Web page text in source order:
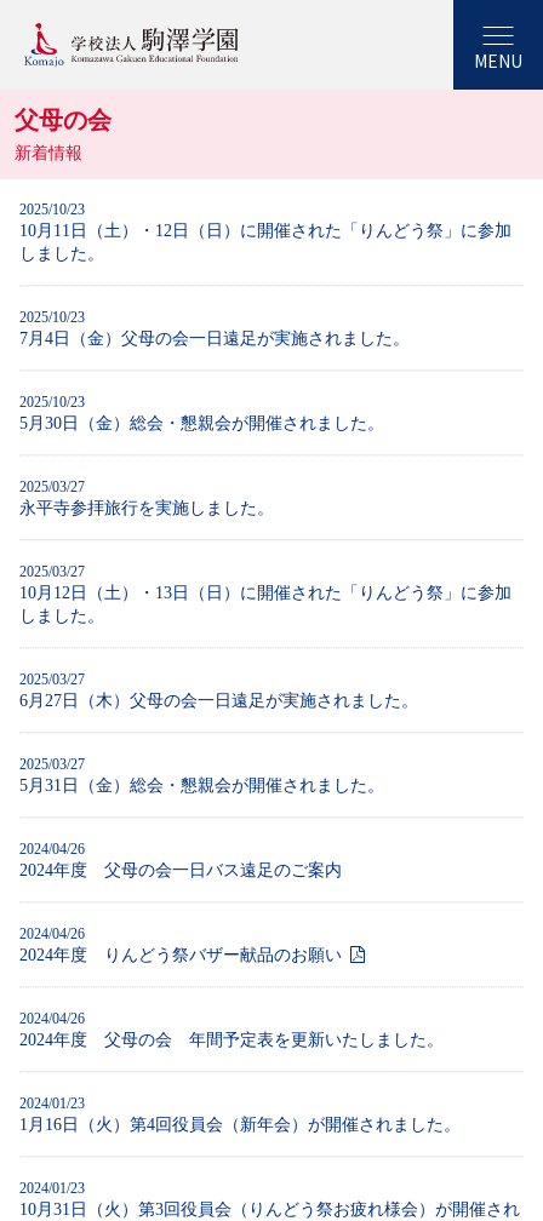
MENU
父母の会
新着情報
2025/10/23
10月11日（土）・12日（日）に開催された「りんどう祭」に参加
しました。
2025/10/23
7月4日（金）父母の会一日遠足が実施されました。
2025/10/23
5月30日（金）総会・懇親会が開催されました。
2025/03/27
永平寺参拝旅行を実施しました。
2025/03/27
10月12日（土）・13日（日）に開催された「りんどう祭」に参加
しました。
2025/03/27
6月27日（木）父母の会一日遠足が実施されました。
2025/03/27
5月31日（金）総会・懇親会が開催されました。
2024/04/26
2024年度 父母の会一日バス遠足のご案内
2024/04/26
2024年度 りんどう祭バザー献品のお願い
2024/04/26
2024年度 父母の会 年間予定表を更新いたしました。
2024/01/23
1月16日（火）第4回役員会（新年会）が開催されました。
2024/01/23
10月31日（火）第3回役員会（りんどう祭お疲れ様会）が開催され